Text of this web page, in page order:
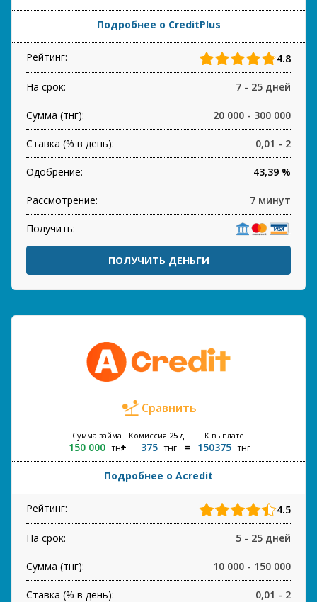
Подробнее о CreditPlus
Рейтинг: 4.8
На срок: 7 - 25 дней
Сумма (тнг): 20 000 - 300 000
Ставка (% в день): 0,01 - 2
Одобрение: 43,39 %
Рассмотрение: 7 минут
Получить:
ПОЛУЧИТЬ ДЕНЬГИ
Сравнить
Сумма займа
150 000 тнг
Комиссия 25дн
375 тнг
К выплате
150375 тнг
Подробнее о Acredit
Рейтинг: 4.5
На срок: 5 - 25 дней
Сумма (тнг): 10 000 - 150 000
Ставка (% в день): 0,01 - 2